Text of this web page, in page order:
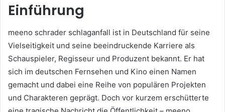
Einführung
meeno schrader schlaganfall ist in Deutschland für seine
Vielseitigkeit und seine beeindruckende Karriere als
Schauspieler, Regisseur und Produzent bekannt. Er hat
sich im deutschen Fernsehen und Kino einen Namen
gemacht und dabei eine Reihe von populären Projekten
und Charakteren geprägt. Doch vor kurzem erschütterte